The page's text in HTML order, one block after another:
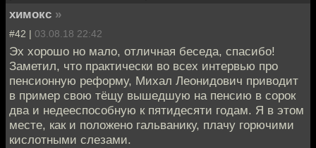
химокс »
#42 | 03.08.18 22:42
Эх хорошо но мало, отличная беседа, спасибо!
Заметил, что практически во всех интервью про
пенсионную реформу, Михал Леонидович приводит
в пример свою тёщу вышедшую на пенсию в сорок
два и недееспособную к пятидесяти годам. Я в этом
месте, как и положено гальванику, плачу горючими
кислотными слезами.